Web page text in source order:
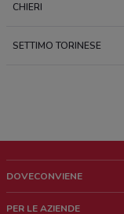
CHIERI
SETTIMO TORINESE
DOVECONVIENE
PER LE AZIENDE